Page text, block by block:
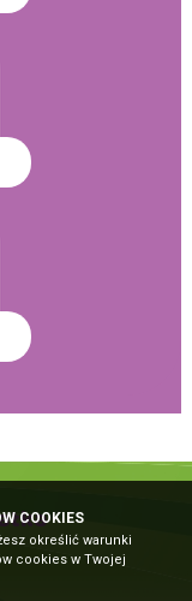
COOKIES
określić warunki
cookies w Twojej